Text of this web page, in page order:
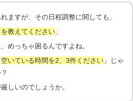
ますが、その日程調整に関しても、
教えてください 」
めっちゃ困るんですよね。
空いている時間を2、3件ください 」じゃ
しいのでしょうか。